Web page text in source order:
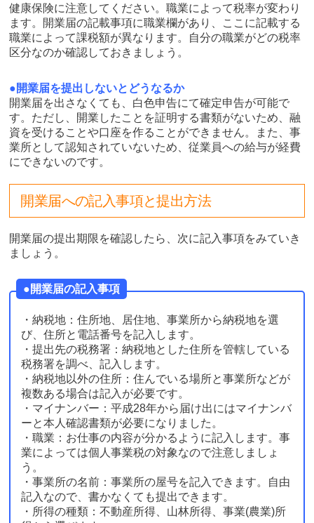
健康保険に注意してください。職業によって税率が変わり
ます。開業届の記載事項に職業欄があり、ここに記載する
職業によって課税額が異なります。自分の職業がどの税率
区分なのか確認しておきましょう。
●開業届を提出しないとどうなるか
開業届を出さなくても、白色申告にて確定申告が可能で
す。ただし、開業したことを証明する書類がないため、融
資を受けることや口座を作ることができません。また、事
業所として認知されていないため、従業員への給与が経費
にできないのです。
開業届への記入事項と提出方法
開業届の提出期限を確認したら、次に記入事項をみていき
ましょう。
●開業届の記入事項
・納税地：住所地、居住地、事業所から納税地を選
び、住所と電話番号を記入します。
・提出先の税務署：納税地とした住所を管轄している
税務署を調べ、記入します。
・納税地以外の住所：住んでいる場所と事業所などが
複数ある場合は記入が必要です。
・マイナンバー：平成28年から届け出にはマイナンバ
ーと本人確認書類が必要になりました。
・職業：お仕事の内容が分かるように記入します。事
業によっては個人事業税の対象なので注意しましょ
う。
・事業所の名前：事業所の屋号を記入できます。自由
記入なので、書かなくても提出できます。
・所得の種類：不動産所得、山林所得、事業(農業)所